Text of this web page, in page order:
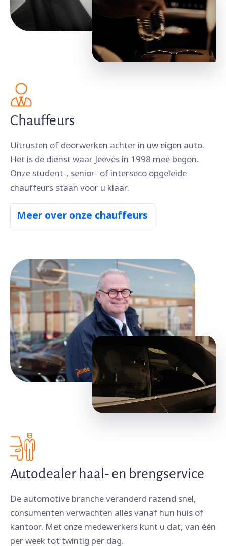
Chauffeurs
Uitrusten of doorwerken achter in uw eigen auto.
Het is de dienst waar Jeeves in 1998 mee begon.
Onze student-, senior- of interseco opgeleide
chauffeurs staan voor u klaar.
Meer over onze chauffeurs
Autodealer haal- en brengservice
De automotive branche veranderd razend snel,
consumenten verwachten alles vanaf hun huis of
kantoor. Met onze medewerkers kunt u dat, van één
per week tot twintig per dag.